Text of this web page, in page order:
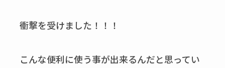
衝撃を受けました！！！
こんな便利に使う事が出来るんだと思ってい